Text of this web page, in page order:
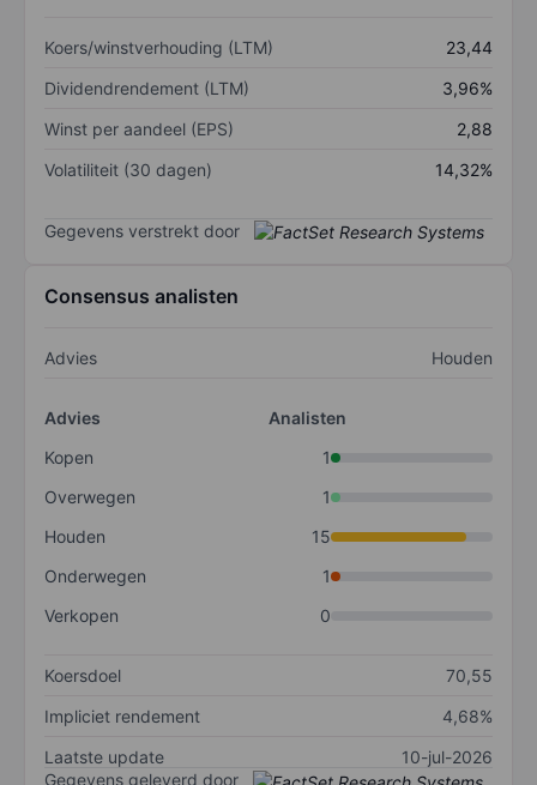
Koers/winstverhouding (LTM)
23,44
Dividendrendement (LTM)
3,96%
Winst per aandeel (EPS)
2,88
Volatiliteit (30 dagen)
14,32%
Gegevens verstrekt door
Consensus analisten
Advies Houden
Advies
Analisten
Kopen
1
Overwegen
1
Houden
15
Onderwegen
1
Verkopen
0
Koersdoel
70,55
Impliciet rendement
4,68%
Laatste update
10-jul-2026
Gegevens geleverd door